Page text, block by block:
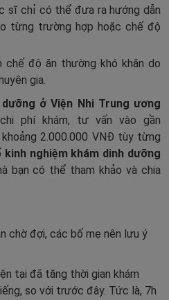
sĩ chỉ có thể đưa ra hướng dẫn
từng trường hợp hoặc chế độ
chế độ ăn thường khó khăn do
gia.
ở Viện Nhi Trung ương
phí khám, tư vấn vào gần
2.000.000 VNĐ tùy từng
kinh nghiệm khám dinh dưỡng
bạn có thể tham khảo và chia
chờ đợi, các bố mẹ nên lưu ý
tại đã tăng thời gian khám
so với trước đây. Tức là, 7h